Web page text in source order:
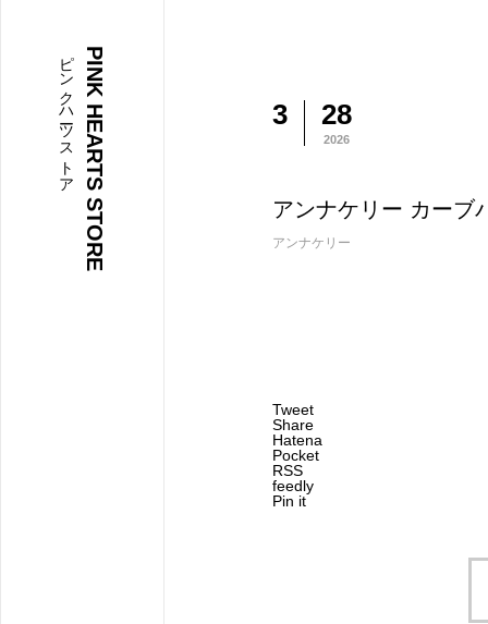
PINK HEARTS STORE
ピンクハーツストア 3 28
2026
アンナケリー カーブ
アンナケリー
Tweet
Share
Hatena
Pocket
RSS
feedly
Pin it